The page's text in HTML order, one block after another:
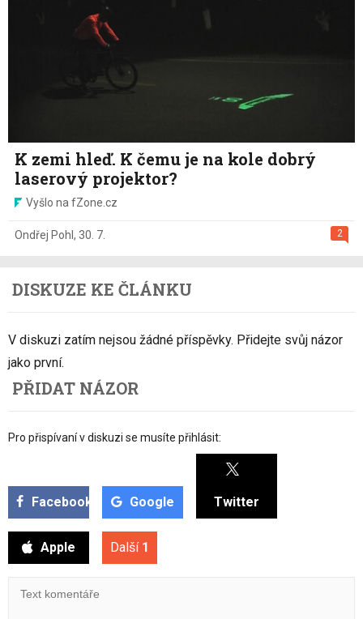
K zemi hleď. K čemu je na kole dobrý
laserový projektor?
Vyšlo na fZone.cz
2
Ondřej Pohl , 30. 7.
DISKUZE KE ČLÁNKU
V diskuzi zatím nejsou žádné příspěvky. Přidejte svůj názor
jako první.
PŘIDAT NÁZOR
Pro přispívaní v diskuzi se musíte přihlásit:
Facebook Google Twitter
Apple Další 1